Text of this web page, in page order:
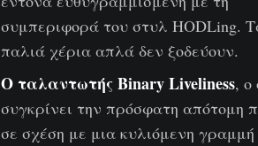
συμπεριφορά του στυλ HODLing.
παλιά χέρια απλά δεν ξοδεύουν.
Ο ταλαντωτής Binary Liveliness, ο
συγκρίνει την πρόσφατη απότομη
σε σχέση με μια κυλιόμενη